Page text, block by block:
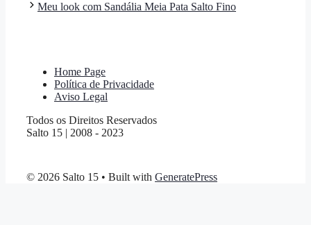
Meu look com Sandália Meia Pata Salto Fino
Home Page
Política de Privacidade
Aviso Legal
Todos os Direitos Reservados
Salto 15 | 2008 - 2023
© 2026 Salto 15 • Built with GeneratePress